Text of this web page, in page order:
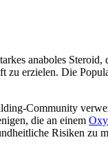
anaboles
erzielen. Die
Community
die an einem
Risiken zu